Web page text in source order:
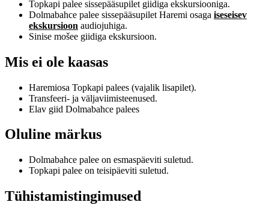
Topkapi palee sissepääsupilet giidiga ekskursiooniga.
Dolmabahce palee sissepääsupilet Haremi osaga iseseisev
ekskursioon audiojuhiga.
Sinise mošee giidiga ekskursioon.
Mis ei ole kaasas
Haremiosa Topkapi palees (vajalik lisapilet).
Transfeeri- ja väljaviimisteenused.
Elav giid Dolmabahce palees
Oluline märkus
Dolmabahce palee on esmaspäeviti suletud.
Topkapi palee on teisipäeviti suletud.
Tühistamistingimused